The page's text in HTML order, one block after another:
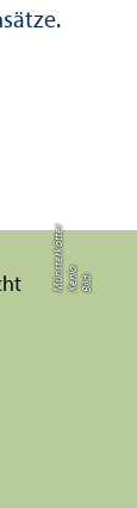
Bil
d:
X
e
ni
aM
ü
n
st
e
r
k
ö
t
t
e
r